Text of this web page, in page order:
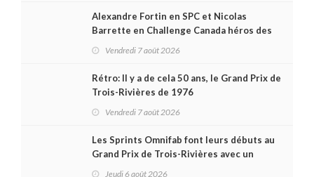
Alexandre Fortin en SPC et Nicolas
Barrette en Challenge Canada héros des
Vendredi 7 août 2026
Rétro: Il y a de cela 50 ans, le Grand Prix de
Trois-Rivières de 1976
Vendredi 7 août 2026
Les Sprints Omnifab font leurs débuts au
Grand Prix de Trois-Rivières avec un
Jeudi 6 août 2026